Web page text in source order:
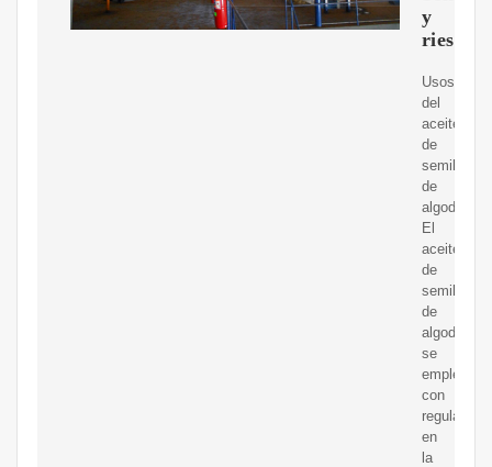
y
riesgos
Usos
del
aceite
de
semilla
de
algodón.
El
aceite
de
semilla
de
algodón
se
emplea
con
regularidad
en
la